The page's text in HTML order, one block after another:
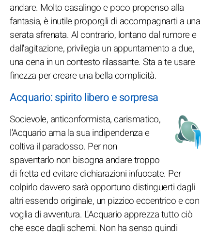
andare. Molto casalingo e poco propenso alla
fantasia, è inutile proporgli di accompagnarti a una
serata sfrenata. Al contrario, lontano dal rumore e
dall'agitazione, privilegia un appuntamento a due,
una cena in un contesto rilassante. Sta a te usare
finezza per creare una bella complicità.
Acquario: spirito libero e sorpresa
Socievole, anticonformista, carismatico,
l'Acquario ama la sua indipendenza e
coltiva il paradosso. Per non
spaventarlo non bisogna andare troppo
di fretta ed evitare dichiarazioni infuocate. Per
colpirlo davvero sarà opportuno distinguerti dagli
altri essendo originale, un pizzico eccentrico e con
voglia di avventura. L'Acquario apprezza tutto ciò
che esce dagli schemi. Non ha senso quindi